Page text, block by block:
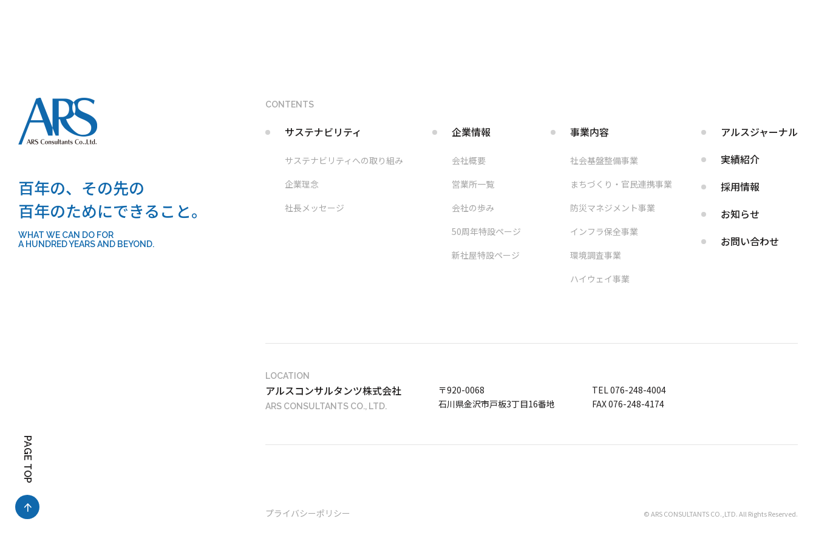
PAGE TOP
百年の、その先の
百年のためにできること。
WHAT WE CAN DO FOR
A HUNDRED YEARS AND BEYOND.
CONTENTS
サステナビリティ
サステナビリティへの取り組み
企業理念
社長メッセージ
企業情報
会社概要
営業所一覧
会社の歩み
50周年特設ページ
新社屋特設ページ
事業内容
社会基盤整備事業
まちづくり・官民連携事業
防災マネジメント事業
インフラ保全事業
環境調査事業
ハイウェイ事業
アルスジャーナル
実績紹介
採用情報
お知らせ
お問い合わせ
LOCATION
アルスコンサルタンツ株式会社
ARS CONSULTANTS CO., LTD.
〒920-0068
石川県金沢市戸板3丁目16番地
TEL 076-248-4004
FAX 076-248-4174
プライバシーポリシー ©︎ ARS CONSULTANTS CO.,LTD. All Rights Reserved.